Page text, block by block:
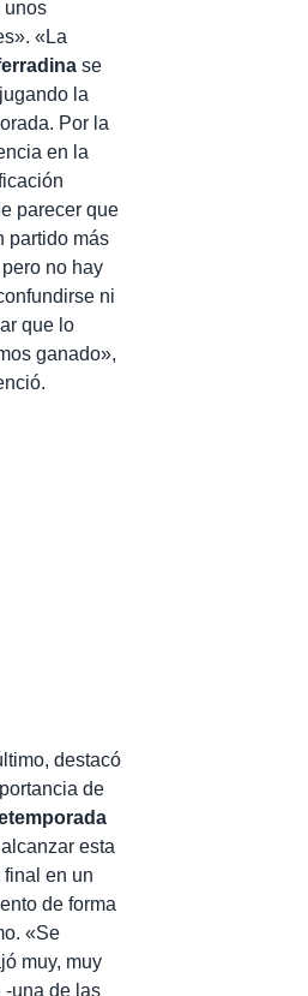
unos
«La
se
la
Por la
en la
parecer que
partido más
no hay
ni
que lo
ganado»,
destacó
de
esta
final en un
de forma
«Se
muy, muy
-una de las